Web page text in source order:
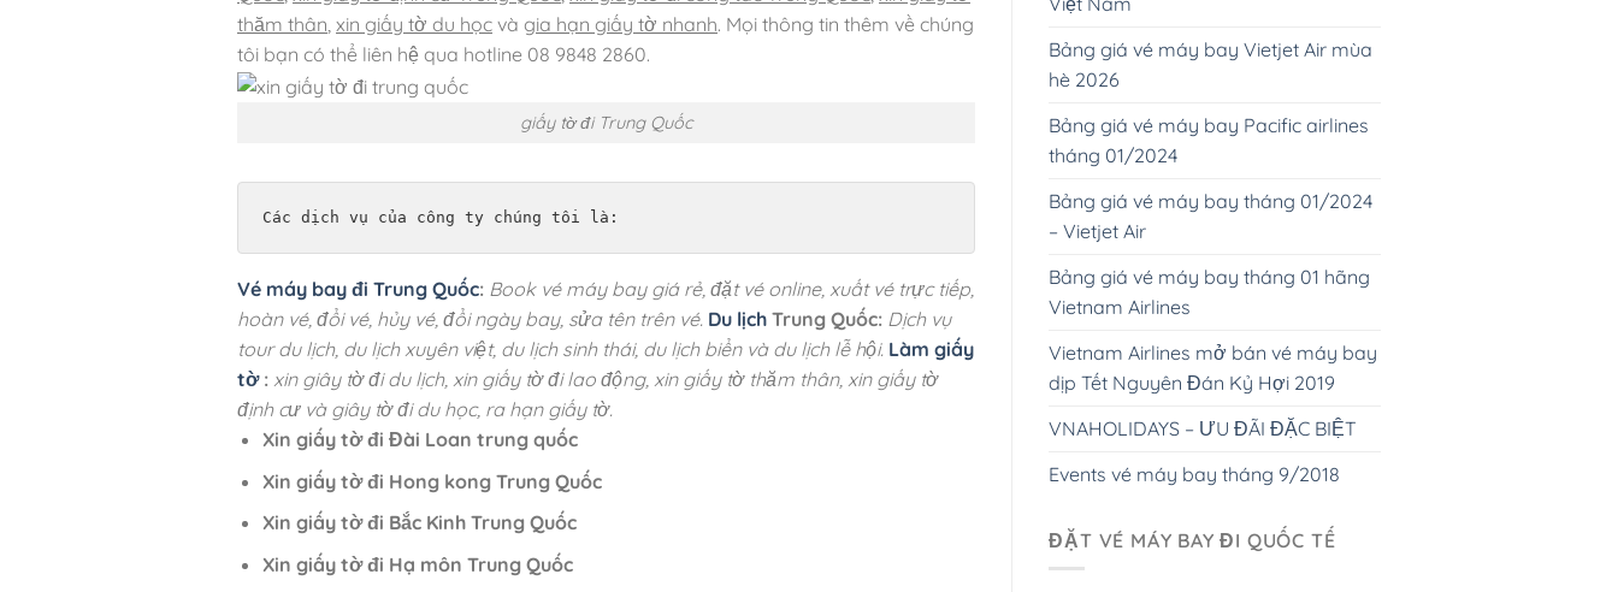
thăm thân, xin giấy tờ du học và gia hạn giấy tờ nhanh. Mọi thông tin thêm về chúng
tôi bạn có thể liên hệ qua hotline 08 9848 2860.
giấy tờ đi Trung Quốc
Các dịch vụ của công ty chúng tôi là:
Vé máy bay đi Trung Quốc: Book vé máy bay giá rẻ, đặt vé online, xuất vé trực tiếp,
hoàn vé, đổi vé, hủy vé, đổi ngày bay, sửa tên trên vé. Du lịch Trung Quốc: Dịch vụ
tour du lịch, du lịch xuyên việt, du lịch sinh thái, du lịch biển và du lịch lễ hội. Làm giấy
tờ : xin giây tờ đi du lịch, xin giấy tờ đi lao động, xin giấy tờ thăm thân, xin giấy tờ
định cư và giây tờ đi du học, ra hạn giấy tờ.
Xin giấy tờ đi Đài Loan trung quốc
Xin giấy tờ đi Hong kong Trung Quốc
Xin giấy tờ đi Bắc Kinh Trung Quốc
Xin giấy tờ đi Hạ môn Trung Quốc
Bảng giá vé máy bay Vietjet Air mùa
hè 2026
Bảng giá vé máy bay Pacific airlines
tháng 01/2024
Bảng giá vé máy bay tháng 01/2024
– Vietjet Air
Bảng giá vé máy bay tháng 01 hãng
Vietnam Airlines
Vietnam Airlines mở bán vé máy bay
dịp Tết Nguyên Đán Kỷ Hợi 2019
VNAHOLIDAYS – ƯU ĐÃI ĐẶC BIỆT
Events vé máy bay tháng 9/2018
ĐẶT VÉ MÁY BAY ĐI QUỐC TẾ